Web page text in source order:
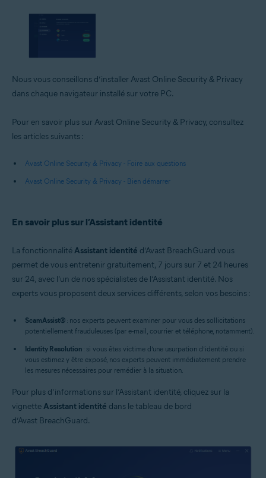
Nous vous conseillons d’installer Avast Online Security & Privacy
dans chaque navigateur installé sur votre PC.
Pour en savoir plus sur Avast Online Security & Privacy, consultez
les articles suivants :
Avast Online Security & Privacy - Foire aux questions
Avast Online Security & Privacy - Bien démarrer
En savoir plus sur l’Assistant identité
La fonctionnalitéAssistant identité d’Avast BreachGuard vous
permet de vous entretenir gratuitement, 7 jours sur 7 et 24 heures
sur 24, avec l’un de nos spécialistes de l’Assistant identité. Nos
experts vous proposent deux services différents, selon vos besoins :
ScamAssist® : nos experts peuvent examiner pour vous des sollicitations
potentiellement frauduleuses (par e-mail, courrier et téléphone, notamment).
Identity Resolution : si vous êtes victime d’une usurpation d’identité ou si
vous estimez y être exposé, nos experts peuvent immédiatement prendre
les mesures nécessaires pour remédier à la situation.
Pour plus d’informations sur l’Assistant identité, cliquez sur la
vignetteAssistant identité dans le tableau de bord
d’Avast BreachGuard.